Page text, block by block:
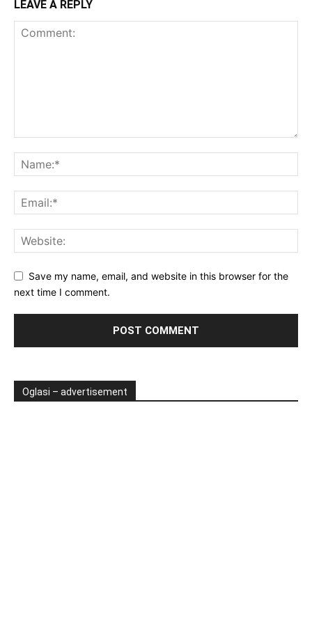
LEAVE A REPLY
Save my name, email, and website in this browser for the
next time I comment.
Oglasi – advertisement